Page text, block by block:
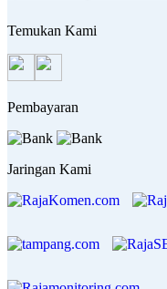
Temukan Kami
Pembayaran
Jaringan Kami